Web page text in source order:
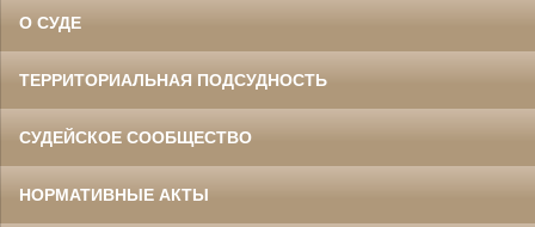
О СУДЕ
ТЕРРИТОРИАЛЬНАЯ ПОДСУДНОСТЬ
СУДЕЙСКОЕ СООБЩЕСТВО
НОРМАТИВНЫЕ АКТЫ